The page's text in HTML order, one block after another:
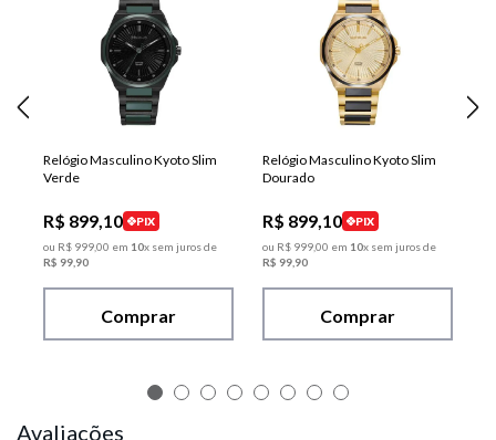
Relógio Masculino Kyoto Slim
Verde
R$ 899,10
PIX
ou R$ 99900 em 10x sem juros de
R$ 99 90
Comprar
Relógio Masculino Kyoto Slim
Dourado
R$ 899,10
PIX
ou R$ 99900 em 10x sem juros de
R$ 99 90
Comprar
Avaliações